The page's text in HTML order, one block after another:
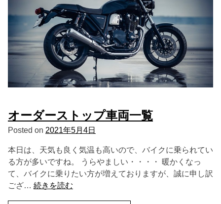
オーダーストップ車両一覧
Posted on 2021年5月4日
本日は、天気も良く気温も高いので、バイクに乗られてい
る方が多いですね。 うらやましい・・・・ 暖かくなっ
て、バイクに乗りたい方が増えておりますが、誠に申し訳
ござ… 続きを読む